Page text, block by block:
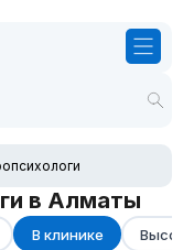
в Алматы
В клинике